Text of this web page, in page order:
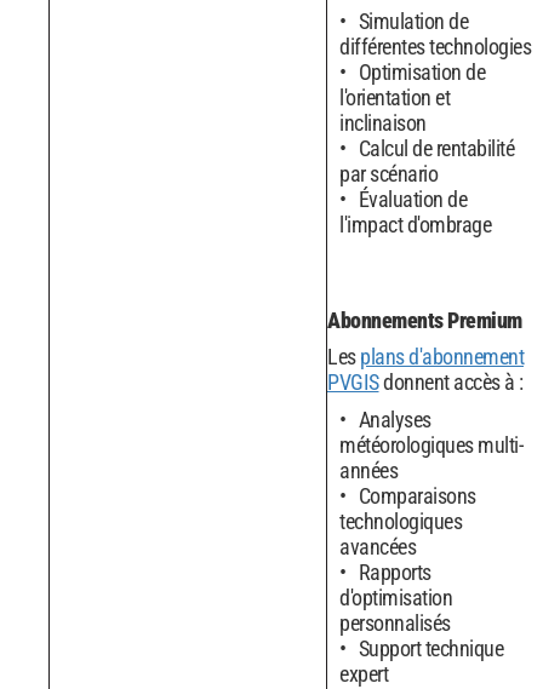
Simulation de
différentes technologies
Optimisation de
l'orientation et
inclinaison
Calcul de rentabilité
par scénario
Évaluation de
l'impact d'ombrage
Abonnements Premium
Lesplans d'abonnement
PVGISdonnent accès à :
Analyses
météorologiques multi-
années
Comparaisons
technologiques
avancées
Rapports
d'optimisation
personnalisés
Support technique
expert